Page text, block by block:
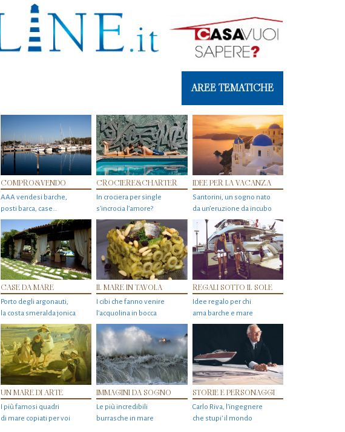
AREE TEMATICHE
COMPRO&VENDO
AAA vendesi barche,
posti barca, case…
CROCIERE&CHARTER
In crociera per single
s'incrocia l’amore?
IDEE PER LA VACANZA
Santorini, un sogno nato
da un’eruzione da incubo
CASE DA MARE
Porto degli argonauti,
la costa smeralda jonica
IL MARE IN TAVOLA
I cibi che fanno venire
l’acquolina in bocca
REGALI SOTTO IL SOLE
Idee regalo per chi
ama barche e mare
UN MARE DI ARTE
I più famosi quadri
di mare copiati per voi
IMMAGINI DA SOGNO
Le più incredibili
burrasche in mare
STORIE E PERSONAGGI
Carlo Riva, l’ingegnere
che stupi' il mondo